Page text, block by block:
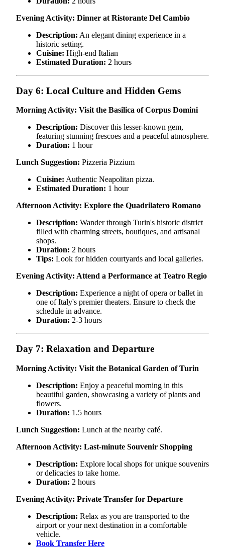
Evening Activity: Dinner at Ristorante Del Cambio
Description: An elegant dining experience in a
historic setting.
Cuisine: High-end Italian
Estimated Duration: 2 hours
Day 6: Local Culture and Hidden Gems
Morning Activity: Visit the Basilica of Corpus Domini
Description: Discover this lesser-known gem,
featuring stunning frescoes and a peaceful atmosphere.
Duration: 1 hour
Lunch Suggestion: Pizzeria Pizzium
Cuisine: Authentic Neapolitan pizza.
Estimated Duration: 1 hour
Afternoon Activity: Explore the Quadrilatero Romano
Description: Wander through Turin's historic district
filled with charming streets, boutiques, and artisanal
shops.
Duration: 2 hours
Tips: Look for hidden courtyards and local galleries.
Evening Activity: Attend a Performance at Teatro Regio
Description: Experience a night of opera or ballet in
one of Italy's premier theaters. Ensure to check the
schedule in advance.
Duration: 2-3 hours
Day 7: Relaxation and Departure
Morning Activity: Visit the Botanical Garden of Turin
Description: Enjoy a peaceful morning in this
beautiful garden, showcasing a variety of plants and
flowers.
Duration: 1.5 hours
Lunch Suggestion: Lunch at the nearby café.
Afternoon Activity: Last-minute Souvenir Shopping
Description: Explore local shops for unique souvenirs
or delicacies to take home.
Duration: 2 hours
Evening Activity: Private Transfer for Departure
Description: Relax as you are transported to the
airport or your next destination in a comfortable
vehicle.
Book Transfer Here